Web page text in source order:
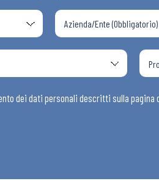
Articoli
Osservatori
dei dati personali descritti sulla pagina